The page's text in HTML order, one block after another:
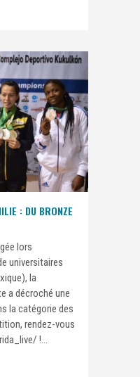
: DU BRONZE
lors
universitaires
la
a décroché une
la catégorie des
rendez-vous
!...